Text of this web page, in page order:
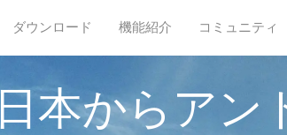
ダウンロード 機能紹介 コミュニティ
日本からアン